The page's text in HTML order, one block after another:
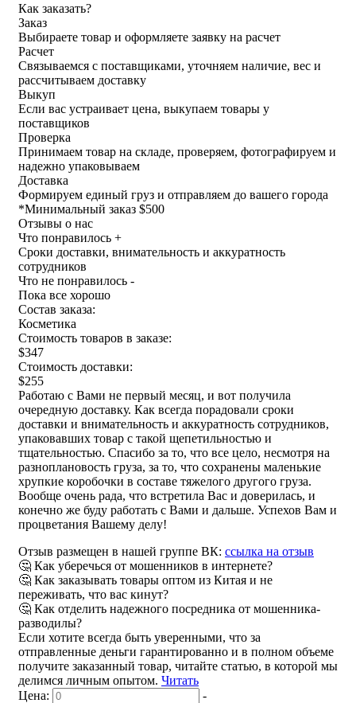
Как заказать?
Заказ
Выбираете товар и оформляете заявку на расчет
Расчет
Связываемся с поставщиками, уточняем наличие, вес и
рассчитываем доставку
Выкуп
Если вас устраивает цена, выкупаем товары у
поставщиков
Проверка
Принимаем товар на складе, проверяем, фотографируем и
надежно упаковываем
Доставка
Формируем единый груз и отправляем до вашего города
*Минимальный заказ $500
Отзывы о нас
Что понравилось +
Сроки доставки, внимательность и аккуратность
сотрудников
Что не понравилось -
Пока все хорошо
Состав заказа:
Косметика
Стоимость товаров в заказе:
$347
Стоимость доставки:
$255
Работаю с Вами не первый месяц, и вот получила
очередную доставку. Как всегда порадовали сроки
доставки и внимательность и аккуратность сотрудников,
упаковавших товар с такой щепетильностью и
тщательностью. Спасибо за то, что все цело, несмотря на
разноплановость груза, за то, что сохранены маленькие
хрупкие коробочки в составе тяжелого другого груза.
Вообще очень рада, что встретила Вас и доверилась, и
конечно же буду работать с Вами и дальше. Успехов Вам и
процветания Вашему делу!
Отзыв размещен в нашей группе ВК: ссылка на отзыв
🤔 Как уберечься от мошенников в интернете?
🤔 Как заказывать товары оптом из Китая и не
переживать, что вас кинут?
🤔 Как отделить надежного посредника от мошенника-
разводилы?
Если хотите всегда быть уверенными, что за
отправленные деньги гарантированно и в полном объеме
получите заказанный товар, читайте статью, в которой мы
делимся личным опытом. Читать
Цена: -